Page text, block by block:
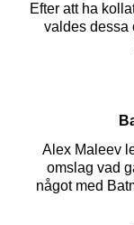
Efter att ha
valdes dessa
Alex Maleev
omslag vad
något med